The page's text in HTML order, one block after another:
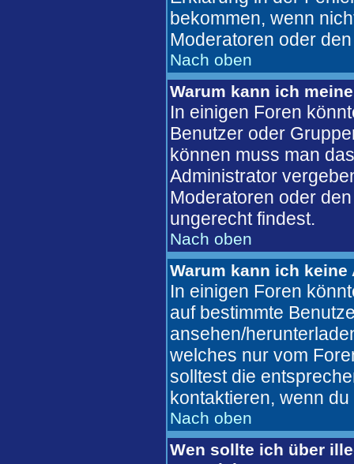
bekommen, wenn
Moderatoren oder
Nach oben
Warum kann ich
In einigen Foren
Benutzer oder
können muss man
Administrator
Moderatoren oder
ungerecht findest.
Nach oben
Warum kann ich
In einigen Foren
auf bestimmte
ansehen/
welches nur vom
solltest die
kontaktieren, wenn
Nach oben
Wen sollte ich über